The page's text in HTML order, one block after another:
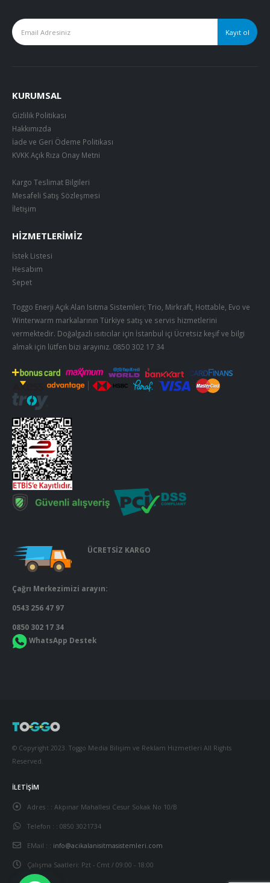
KURUMSAL
Gizlilik Politikası
Hakkımızda
İade ve Geri Ödeme Politikası
KVKK Açık Rıza Onay Metni
Kargo Teslimat Bilgileri
Mesafeli Satış Sözleşmesi
İletişim
HIZMETLERIMIZ
İstek Listesi
Hesabım
Sepet
Toggo Enerji Açık Alan Isıtma Sistemleri; Trio, Mirkraft, Hottable, Evo ve
Winterwarm markalarının Türkiye satış ve servis hizmetlerini
vermektedir. Doğalgazlı ısıtıcılar için İstanbul içi Ücretsiz keşif ve bilgi
almak için lütfen bizi arayınız. 0850 302 17 34
ÜCRETSİZ KARGO
Çağrı Merkezimizi arayın:
0543 256 47 97
0850 302 17 34
WhatsApp Destek
© Copyright 2023. Toggo Media Bilişim ve Reklam Hizmetleri All Rights
Reserved.
İLETIŞIM
Adres : : Akpınar Mahallesi Cesur Sokak No 10/B
Telefon : : 0850 3021734
EMail : : info@acikalanisitmasistemleri.com
Çalışma Saatleri: Pzt - Cmt / 09:00 - 18:00